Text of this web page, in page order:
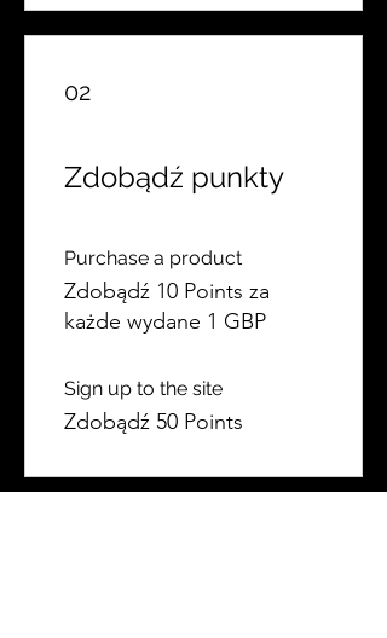
02
Zdobądź punkty
Purchase a product
Zdobądź 10 Points za
każde wydane 1 GBP
Sign up to the site
Zdobądź 50 Points